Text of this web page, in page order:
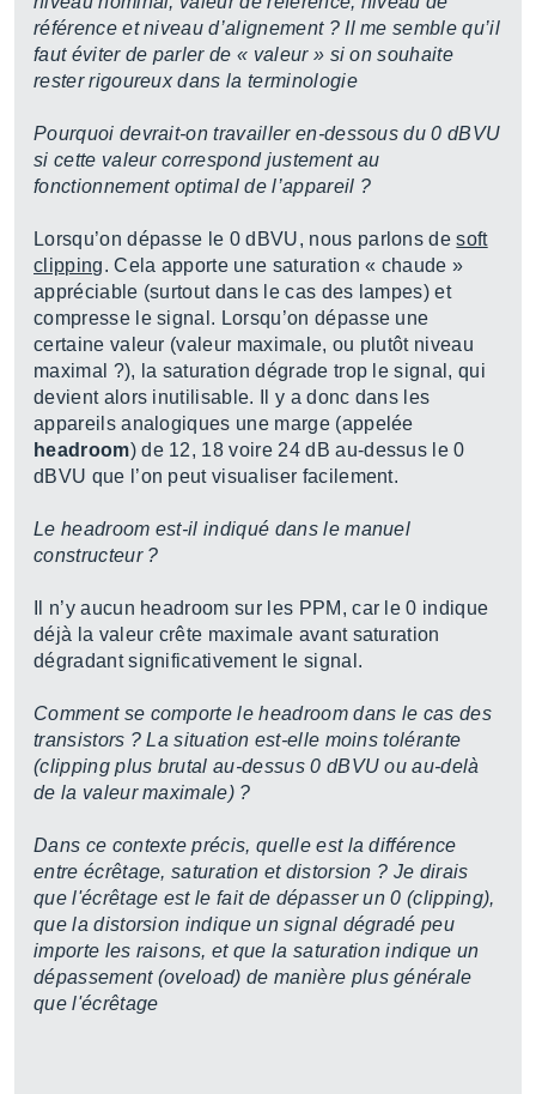
référence et niveau d’alignement ? Il me semble qu’il
faut éviter de parler de « valeur » si on souhaite
rester rigoureux dans la terminologie
Pourquoi devrait-on travailler en-dessous du 0 dBVU
si cette valeur correspond justement au
fonctionnement optimal de l’appareil ?
Lorsqu’on dépasse le 0 dBVU, nous parlons desoft
clipping. Cela apporte une saturation « chaude »
appréciable (surtout dans le cas des lampes) et
compresse le signal. Lorsqu’on dépasse une
certaine valeur (valeur maximale, ou plutôt niveau
maximal ?), la saturation dégrade trop le signal, qui
devient alors inutilisable. Il y a donc dans les
appareils analogiques une marge (appelée
headroom) de 12, 18 voire 24 dB au-dessus le 0
dBVU que l’on peut visualiser facilement.
Le headroom est-il indiqué dans le manuel
constructeur ?
Il n’y aucun headroom sur les PPM, car le 0 indique
déjà la valeur crête maximale avant saturation
dégradant significativement le signal.
Comment se comporte le headroom dans le cas des
transistors ? La situation est-elle moins tolérante
(clipping plus brutal au-dessus 0 dBVU ou au-delà
de la valeur maximale) ?
Dans ce contexte précis, quelle est la différence
entre écrêtage, saturation et distorsion ? Je dirais
que l'écrêtage est le fait de dépasser un 0 (clipping),
que la distorsion indique un signal dégradé peu
importe les raisons, et que la saturation indique un
dépassement (oveload) de manière plus générale
que l'écrêtage